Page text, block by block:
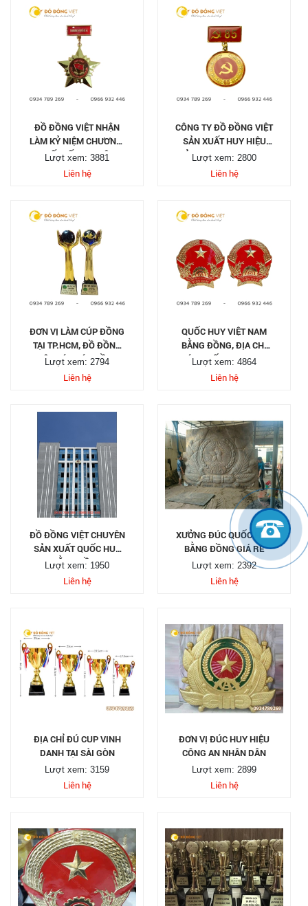
ĐỒ ĐỒNG VIỆT NHẬN
LÀM KỶ NIỆM CHƯƠNG,
THIẾT KẾ HUY HIỆU,
LOGO CÀI ÁO...
Lượt xem: 3881
Liên hệ
CÔNG TY ĐỒ ĐỒNG VIỆT
SẢN XUẤT HUY HIỆU
ĐẢNG 40, 50, 60, 70, 80,
85 TUỔI ĐẢNG
Lượt xem: 2800
Liên hệ
ĐƠN VỊ LÀM CÚP ĐỒNG
TẠI TP.HCM, ĐỒ ĐỒNG
VIỆT ĐÚC CÚP ĐỒNG
THEO YÊU CẦU
Lượt xem: 2794
Liên hệ
QUỐC HUY VIỆT NAM
BẰNG ĐỒNG, ĐỊA CHỈ
ĐÚC QUỐC HUY THEO
YÊU CẦU
Lượt xem: 4864
Liên hệ
ĐỒ ĐỒNG VIỆT CHUYÊN
SẢN XUẤT QUỐC HUY
BẰNG ĐỒNG
Lượt xem: 1950
Liên hệ
XƯỞNG ĐÚC QUỐC HUY
BẰNG ĐỒNG GIÁ RẺ
Lượt xem: 2392
Liên hệ
ĐỊA CHỈ ĐÚ CUP VINH
DANH TẠI SÀI GÒN
Lượt xem: 3159
Liên hệ
ĐƠN VỊ ĐÚC HUY HIỆU
CÔNG AN NHÂN DÂN
Lượt xem: 2899
Liên hệ